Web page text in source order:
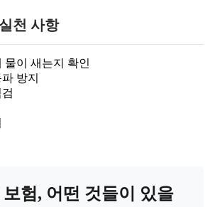
천 사항
물이 새는지 확인
방지
험, 어떤 것들이 있을